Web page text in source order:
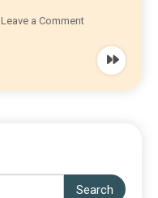
Leave a Comment
Search